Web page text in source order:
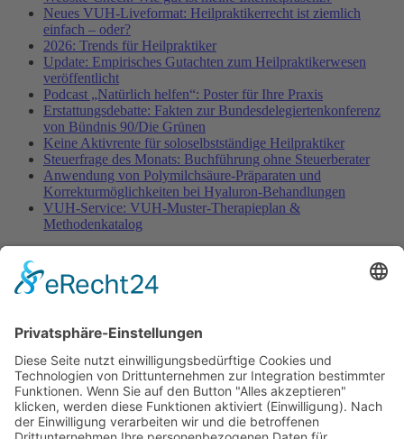
Neues VUH-Liveformat: Heilpraktikerrecht ist ziemlich
einfach – oder?
2026: Trends für Heilpraktiker
Update: Empirisches Gutachten zum Heilpraktikerwesen
veröffentlicht
Podcast „Natürlich helfen“: Poster für Ihre Praxis
Erstattungsdebatte: Fakten zur Bundesdelegiertenkonferenz
von Bündnis 90/Die Grünen
Keine Aktivrente für soloselbstständige Heilpraktiker
Steuerfrage des Monats: Buchführung ohne Steuerberater
Anwendung von Polymilchsäure-Präparaten und
Korrekturmöglichkeiten bei Hyaluron-Behandlungen
VUH-Service: VUH-Muster-Therapieplan &
Methodenkatalog
Fachinformationen
Erstattungsfähige rezeptfreie Medikamente
Studie: Reduziert das Darmbakterium Bacteroides vulgatus
Heißhunger auf Süßes?
Verband Unabhängiger Heilpraktiker e.V.
Diese E-Mail-Adresse ist vor Spambots geschützt! Zur